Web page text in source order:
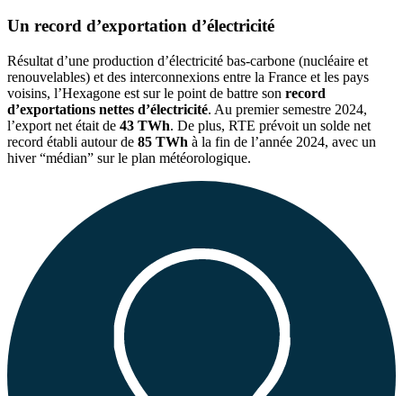
Un record d’exportation d’électricité
Résultat d’une production d’électricité bas-carbone (nucléaire et
renouvelables) et des interconnexions entre la France et les pays
voisins, l’Hexagone est sur le point de battre son record
d’exportations nettes d’électricité. Au premier semestre 2024,
l’export net était de 43 TWh. De plus, RTE prévoit un solde net
record établi autour de 85 TWh à la fin de l’année 2024, avec un
hiver “médian” sur le plan météorologique.